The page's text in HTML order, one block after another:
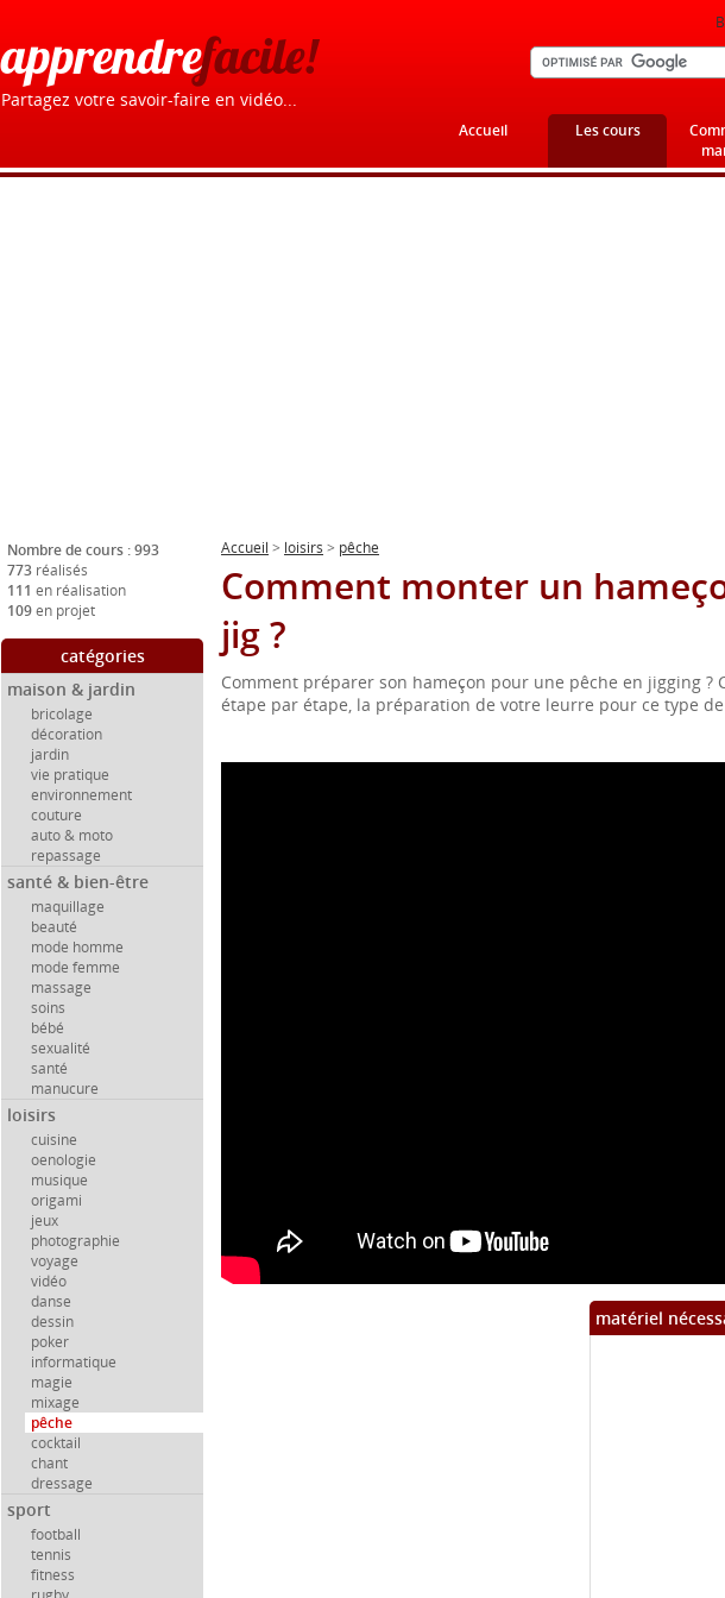
apprendrefacile!
Partagez votre savoir-faire en vidéo...
Accueil Les cours
Nombre de cours : 993
773 réalisés
111 en réalisation
109en projet
catégories
maison & jardin
bricolage
décoration
jardin
vie pratique
environnement
couture
auto & moto
repassage
santé & bien-être
maquillage
beauté
mode homme
mode femme
massage
soins
bébé
sexualité
santé
manucure
loisirs
cuisine
oenologie
musique
origami
jeux
photographie
voyage
vidéo
danse
dessin
poker
informatique
magie
mixage
pêche
cocktail
chant
dressage
sport
football
tennis
fitness
Accueil > loisirs > pêche
Comment monter un
jig ?
Comment préparer son hameçon pour une pêche en jigging ?
étape par étape, la préparation de votre leurre pour ce type
matériel